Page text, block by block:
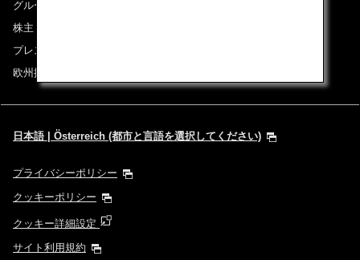
グループ企業一覧
株主・投資家情報
プレスリリース
欧州採用情報
日本語 | Österreich (都市と言語を選択してください)
プライバシーポリシー
クッキーポリシー
クッキー詳細設定
サイト利用規約